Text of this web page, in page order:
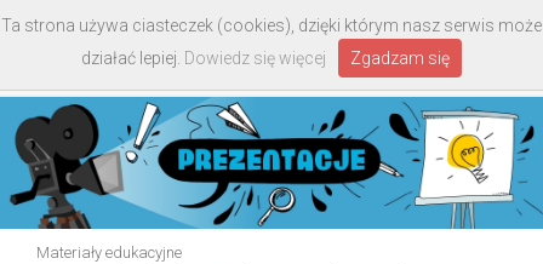
Materiały edukacyjne
Ta strona używa ciasteczek (cookies), dzięki którym nasz serwis może
działać lepiej. Dowiedz się więcej Zgadzam się